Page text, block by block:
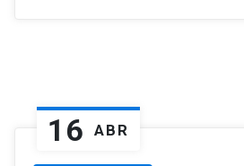
16 ABR